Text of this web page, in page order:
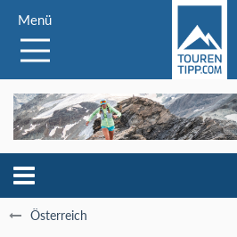
Menü
Österreich